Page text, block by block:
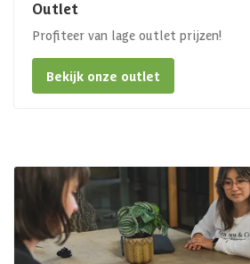
Outlet
Profiteer van lage outlet prijzen!
Bekijk onze outlet